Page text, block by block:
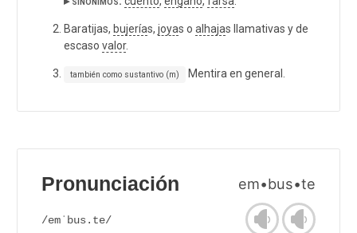
Baratijas, bujerías, joyas o alhajas llamativas y de
escaso valor.
también como sustantivo (m) Mentira en general.
Pronunciación em•bus•te
/emˈbus.te/